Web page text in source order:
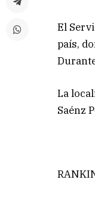
El
país,
La
Saénz